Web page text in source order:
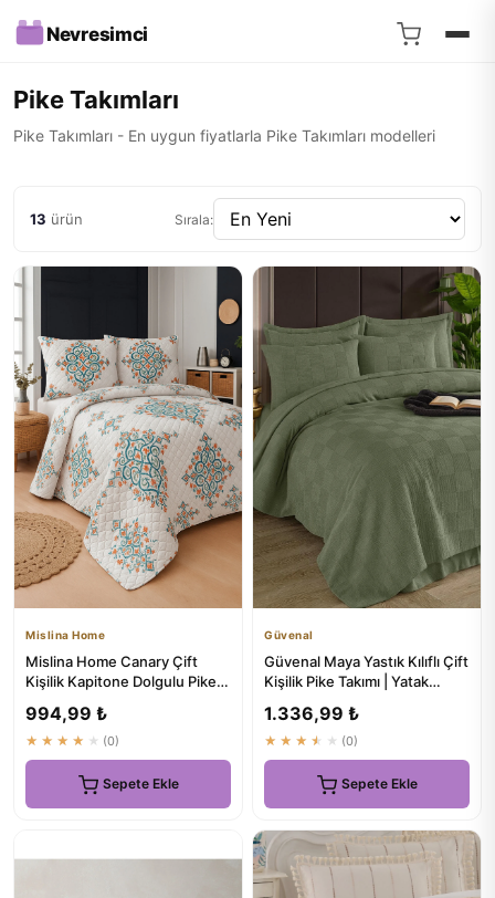
Nevresimci
Pike Takımları
Pike Takımları - En uygun fiyatlarla Pike Takımları modelleri
13 ürün Sırala:
Mislina Home
Mislina Home Canary Çift
Kişilik Kapitone Dolgulu Pike 4
994,99 ₺
★★★★★ (0)
Sepete Ekle
Güvenal
Güvenal Maya Yastık Kılıflı Çift
Kişilik Pike Takımı | Yatak
1.336,99 ₺
★★★★★ (0)
Sepete Ekle